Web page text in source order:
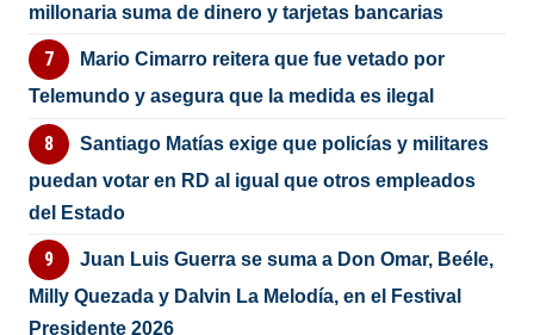
millonaria suma de dinero y tarjetas bancarias
Mario Cimarro reitera que fue vetado por
Telemundo y asegura que la medida es ilegal
Santiago Matías exige que policías y militares
puedan votar en RD al igual que otros empleados
del Estado
Juan Luis Guerra se suma a Don Omar, Beéle,
Milly Quezada y Dalvin La Melodía, en el Festival
Presidente 2026